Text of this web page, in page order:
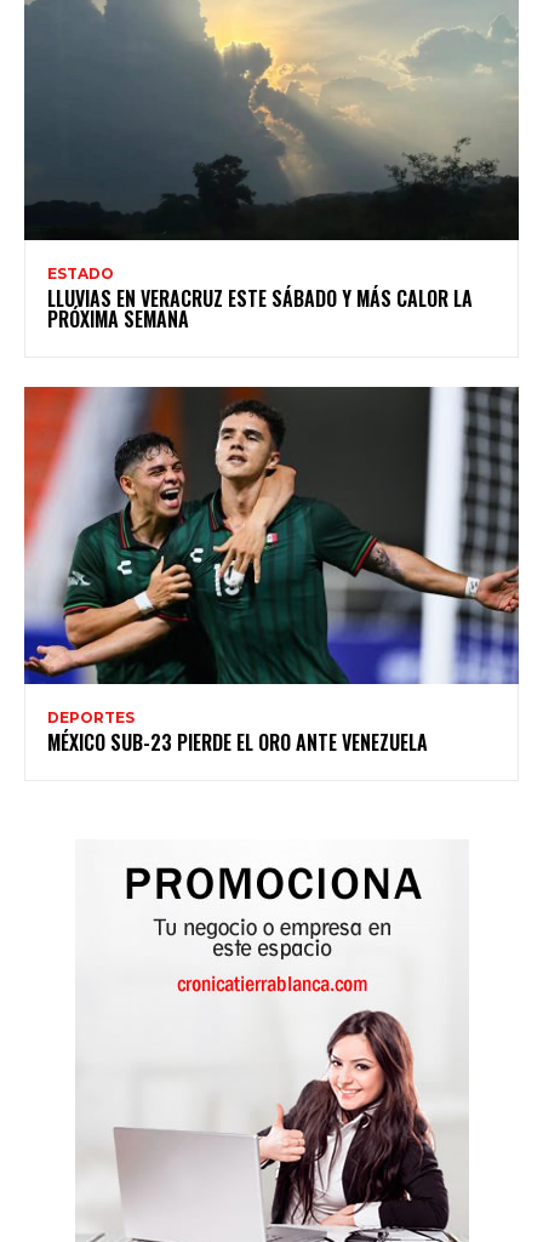
ESTADO
LLUVIAS EN VERACRUZ ESTE SÁBADO Y MÁS CALOR LA
PRÓXIMA SEMANA
DEPORTES
MÉXICO SUB-23 PIERDE EL ORO ANTE VENEZUELA